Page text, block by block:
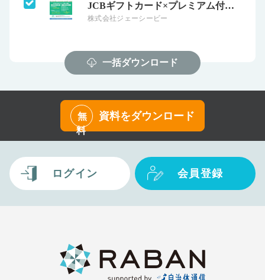
JCBギフトカード×プレミアム付商品券
株式会社ジェーシービー
一括ダウンロード
無
料
資料をダウンロード
ログイン 会員登録